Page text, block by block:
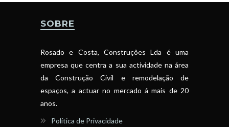
SOBRE
Rosado e Costa, Construções Lda é uma
empresa que centra a sua actividade na área
da Construção Civil e remodelação de
espaços, a actuar no mercado á mais de 20
anos.
Política de Privacidade